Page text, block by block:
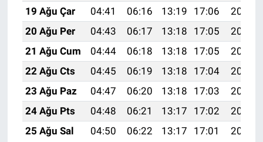
19 Ağu Çar
04:41 06:16 13:19 17:06
20:11
20 Ağu Per
04:43 06:17 13:18 17:05
20:10
21 Ağu Cum
04:44 06:18 13:18 17:05
20:08
22 Ağu Cts
04:45 06:19 13:18 17:04
20:07
23 Ağu Paz
04:47 06:20 13:18 17:03
20:05
24 Ağu Pts
04:48 06:21 13:17 17:02
20:04
25 Ağu Sal
04:50 06:22 13:17 17:01 20:02